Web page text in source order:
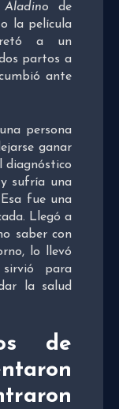
Aladino de
la película
a un
partos a
ante
persona
ganar
diagnóstico
sufría una
fue una
Llegó a
saber con
lo llevó
para
la salud
de